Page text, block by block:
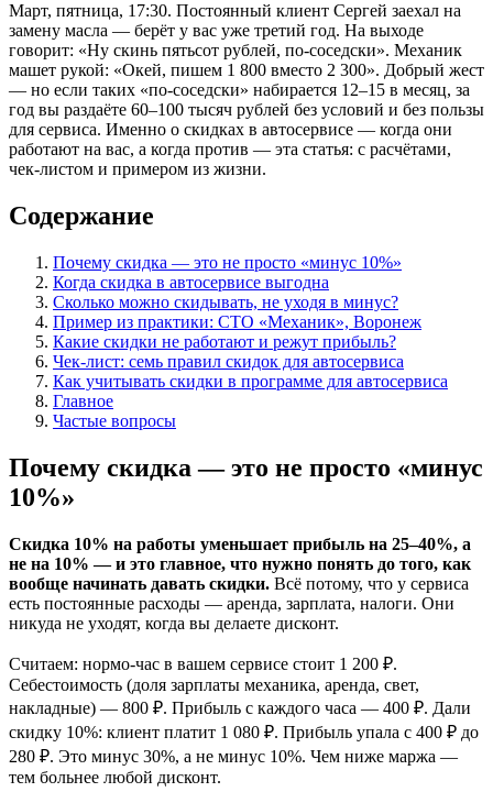
Март, пятница, 17:30. Постоянный клиент Сергей заехал на
замену масла — берёт у вас уже третий год. На выходе
говорит: «Ну скинь пятьсот рублей, по-соседски». Механик
машет рукой: «Окей, пишем 1 800 вместо 2 300». Добрый жест
— но если таких «по-соседски» набирается 12–15 в месяц, за
год вы раздаёте 60–100 тысяч рублей без условий и без пользы
для сервиса. Именно о скидках в автосервисе — когда они
работают на вас, а когда против — эта статья: с расчётами,
чек-листом и примером из жизни.
Содержание
Почему скидка — это не просто «минус 10%»
Когда скидка в автосервисе выгодна
Сколько можно скидывать, не уходя в минус?
Пример из практики: СТО «Механик», Воронеж
Какие скидки не работают и режут прибыль?
Чек-лист: семь правил скидок для автосервиса
Как учитывать скидки в программе для автосервиса
Главное
Частые вопросы
Почему скидка — это не просто «минус
10%»
Скидка 10% на работы уменьшает прибыль на 25–40%, а
не на 10% — и это главное, что нужно понять до того, как
вообще начинать давать скидки. Всё потому, что у сервиса
есть постоянные расходы — аренда, зарплата, налоги. Они
никуда не уходят, когда вы делаете дисконт.
Считаем: нормо-час в вашем сервисе стоит 1 200 ₽.
Себестоимость (доля зарплаты механика, аренда, свет,
накладные) — 800 ₽. Прибыль с каждого часа — 400 ₽. Дали
скидку 10%: клиент платит 1 080 ₽. Прибыль упала с 400 ₽ до
280 ₽. Это минус 30%, а не минус 10%. Чем ниже маржа —
тем больнее любой дисконт.